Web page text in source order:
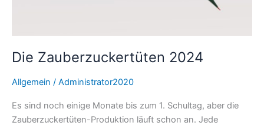
Die Zauberzuckertüten 2024
Allgemein / Administrator2020
Es sind noch einige Monate bis zum 1. Schultag, aber die
Zauberzuckertüten-Produktion läuft schon an. Jede